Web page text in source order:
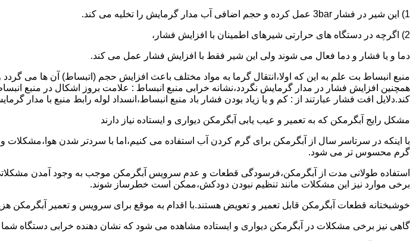
1) این شیر در فشار 3bar عمل کرده و حجم اضافی آب مدار گرمایش را تخلیه می کند.
2) اگرچه در دستگاه های حرارتی شیرهای اطمینان با افزایش فشار،
دما و یا فشار و دما فعال می شوند ولی این شیر فقط با افزایش فشار عمل می کند.
منبع انبساط بت علم به این که اولا،انتقال گرما به مواد مختلف باعث افزایش حجم (اتبساط) آن ها می
همچنین افزایش فشار در مدار گرمایش نگردد،نشانه خرابی منبع انبساط : علامت بروز اشکال در منبع
کند.دلایل افت فشار عبارتند از : کم و یا زیاد بودن فشار باد منبع انبساط،انسداد لوله رابط منبع با مدار
مشکل رایج آبگرمکن که به تعمیر و عیب یابی آبگرمکن دیواری و ایستاده نیاز دارند
با اینکه در سرتاسر سال از آبگرمکن برای گرم کردن آب استفاده می کنیم،اما با سردتر شدن
گرم محسوس تر می شود.
استفاده طولانی مدت از آبگرمکن،فرسودگی قطعات و عدم سرویس آبگرمکن موجب به وجود آمدن
برخی موارد نیز این مشکلات مانند تنظیم نبودن دودکش،ممکن است خطرساز شوند.
خوشبختانه قطعات آبگرمکن قابل تعمیر و تعویض هستند.با اقدام به موقع برای سرویس و تعمیر آبگرمکن
گاهی نیز برخی مشکلات در آبگرمکن دیواری و ایستاده مشاهده می شود که نشان دهنده خرابی دستگاه